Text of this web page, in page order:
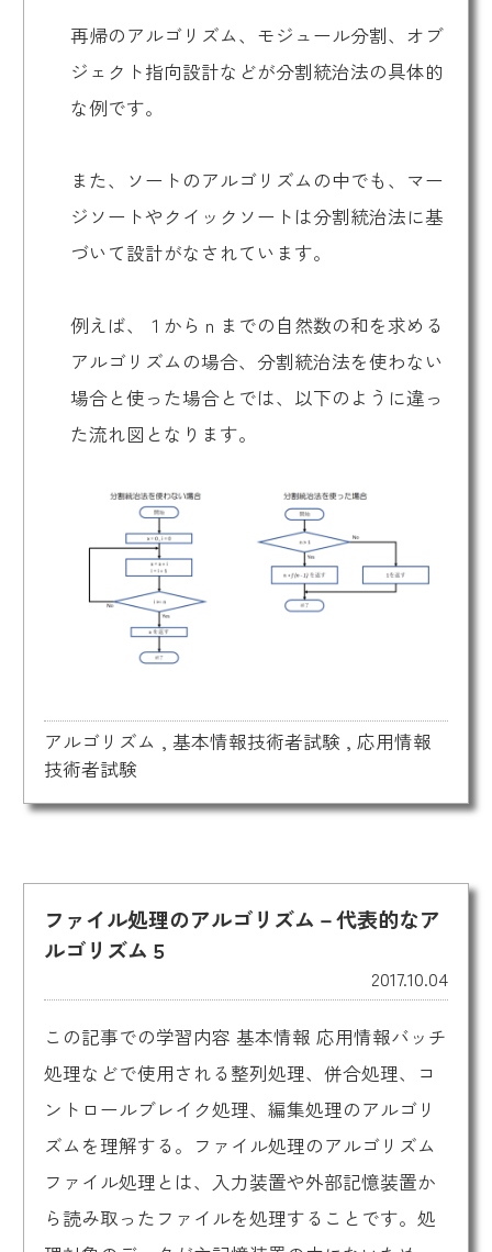
再帰のアルゴリズム、モジュール分割、オブ
ジェクト指向設計などが分割統治法の具体的
な例です。
また、ソートのアルゴリズムの中でも、マー
ジソートやクイックソートは分割統治法に基
づいて設計がなされています。
例えば、１からｎまでの自然数の和を求める
アルゴリズムの場合、分割統治法を使わない
場合と使った場合とでは、以下のように違っ
た流れ図となります。
アルゴリズム , 基本情報技術者試験 , 応用情報
技術者試験
ファイル処理のアルゴリズム－代表的なア
ルゴリズム５
2017.10.04
この記事での学習内容 基本情報 応用情報バッチ
処理などで使用される整列処理、併合処理、コ
ントロールブレイク処理、編集処理のアルゴリ
ズムを理解する。ファイル処理のアルゴリズム
ファイル処理とは、入力装置や外部記憶装置か
ら読み取ったファイルを処理することです。処